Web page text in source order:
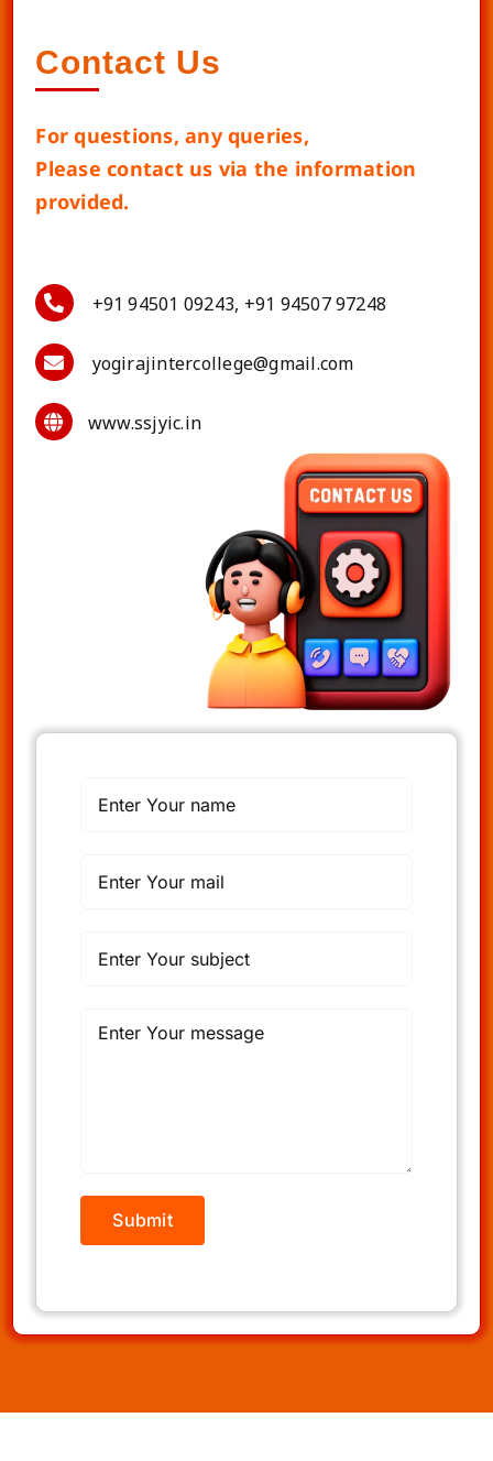
Contact Us
For questions, any queries,
Please contact us via the information
provided.
+91 94501 09243, +91 94507 97248
yogirajintercollege@gmail.com
www.ssjyic.in